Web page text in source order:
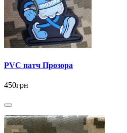
PVC патч Прозора
450грн